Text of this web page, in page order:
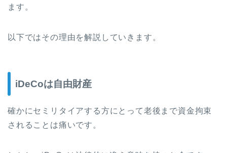
ます。
以下ではその理由を解説していきます。
iDeCoは自由財産
確かにセミリタイアする方にとって老後まで資金拘束
されることは痛いです。